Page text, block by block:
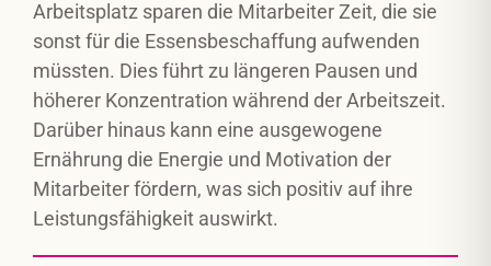
Arbeitsplatz sparen die Mitarbeiter Zeit, die sie
sonst für die Essensbeschaffung aufwenden
müssten. Dies führt zu längeren Pausen und
höherer Konzentration während der Arbeitszeit.
Darüber hinaus kann eine ausgewogene
Ernährung die Energie und Motivation der
Mitarbeiter fördern, was sich positiv auf ihre
Leistungsfähigkeit auswirkt.